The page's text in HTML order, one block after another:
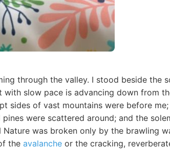
through the valley. I stood beside the
with slow pace is advancing down from
sides of vast mountains were before
were scattered around; and the
Nature was broken only by the brawling
the avalanche or the cracking,